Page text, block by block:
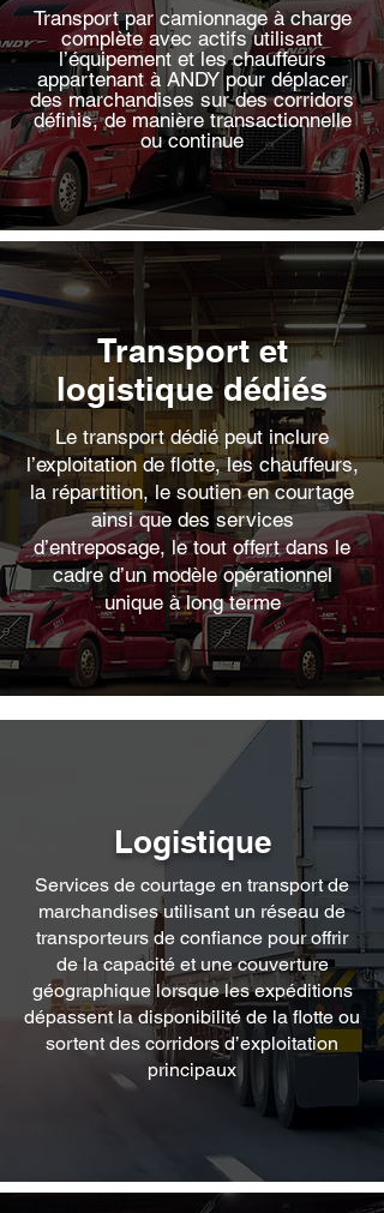
Transport par camionnage à charge
complète avec actifs utilisant
l’équipement et les chauffeurs
appartenant à ANDY pour déplacer
des marchandises sur des corridors
définis, de manière transactionnelle
ou continue
Transport et
logistique dédiés
Le transport dédié peut inclure
l’exploitation de flotte, les chauffeurs,
la répartition, le soutien en courtage
ainsi que des services
d’entreposage, le tout offert dans le
cadre d’un modèle opérationnel
unique à long terme
Logistique
Services de courtage en transport de
marchandises utilisant un réseau de
transporteurs de confiance pour offrir
de la capacité et une couverture
géographique lorsque les expéditions
dépassent la disponibilité de la flotte ou
sortent des corridors d’exploitation
principaux